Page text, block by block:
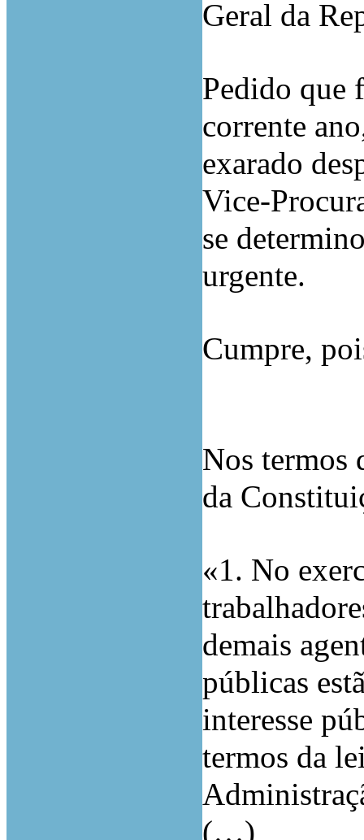
Geral da
Pedido que
corrente
exarado
Vice-
se
urgente.
Cumpre,
Nos termos
da
«1. No
demais
públicas
interesse
termos da
(…)